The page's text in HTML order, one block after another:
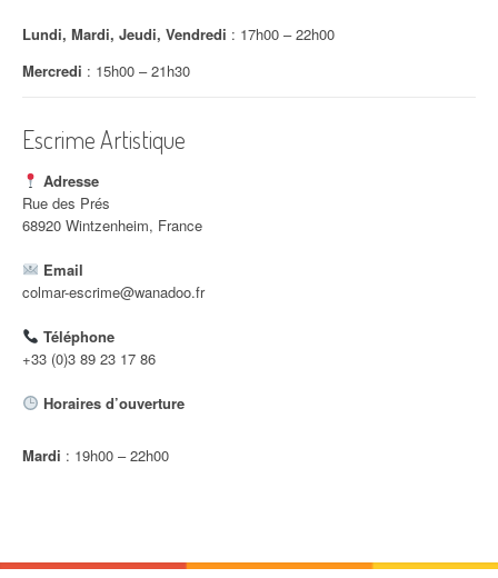
t
i
c
l
e
Lundi, Mardi, Jeudi, Vendredi : 17h00 – 22h00
Mercredi : 15h00 – 21h30
Escrime Artistique
Adresse
Rue des Prés
68920 Wintzenheim, France
Email
colmar-escrime@wanadoo.fr
Téléphone
+33 (0)3 89 23 17 86
Horaires d’ouverture
Mardi : 19h00 – 22h00